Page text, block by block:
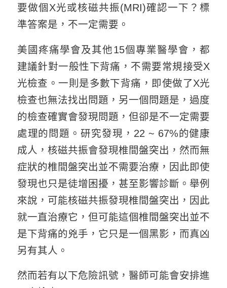
要做個X光或核磁共振(MRI)確認一下？標
準答案是，不一定需要。
美國疼痛學會及其他15個專業醫學會，都
建議針對一般性下背痛，不需要常規接受X
光檢查。一則是多數下背痛，即使做了X光
檢查也無法找出問題，另一個問題是，過度
的檢查確實會發現問題，但卻是不一定需要
處理的問題。研究發現，22 ~ 67%的健康
成人，核磁共振會發現椎間盤突出，然而無
症狀的椎間盤突出並不需要治療，因此即使
發現也只是徒增困擾，甚至影響診斷。舉例
來說，可能核磁共振發現椎間盤突出，因此
就一直治療它，但可能這個椎間盤突出並不
是下背痛的兇手，它只是一個黑影，而真凶
另有其人。
然而若有以下危險訊號，醫師可能會安排進